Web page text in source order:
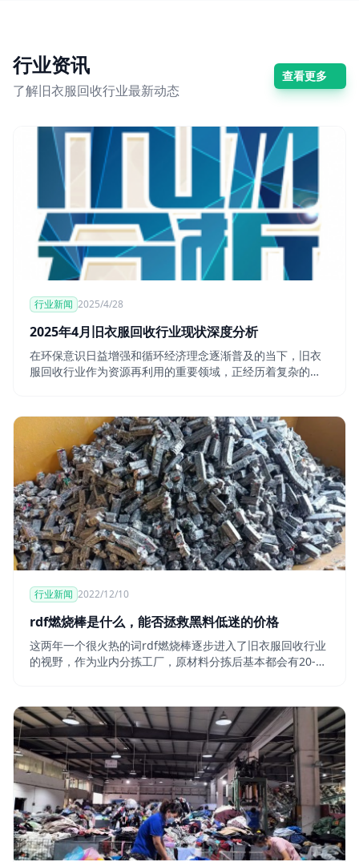
行业资讯
了解旧衣服回收行业最新动态
查看更多
行业新闻 2025/4/28
2025年4月旧衣服回收行业现状深度分析
在环保意识日益增强和循环经济理念逐渐普及的当下，旧衣
服回收行业作为资源再利用的重要领域，正经历着复杂的市
行业新闻 2022/12/10
rdf燃烧棒是什么，能否拯救黑料低迷的价格
这两年一个很火热的词rdf燃烧棒逐步进入了旧衣服回收行业
的视野，作为业内分拣工厂，原材料分拣后基本都会有20-